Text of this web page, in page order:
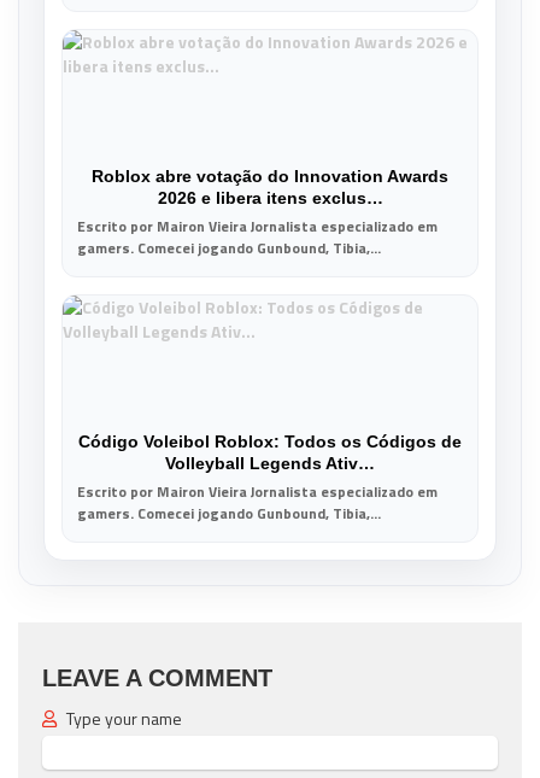
Roblox abre votação do Innovation Awards
2026 e libera itens exclus…
Escrito por Mairon Vieira Jornalista especializado em
gamers. Comecei jogando Gunbound, Tibia,...
Código Voleibol Roblox: Todos os Códigos de
Volleyball Legends Ativ…
Escrito por Mairon Vieira Jornalista especializado em
gamers. Comecei jogando Gunbound, Tibia,...
LEAVE A COMMENT
Type your name